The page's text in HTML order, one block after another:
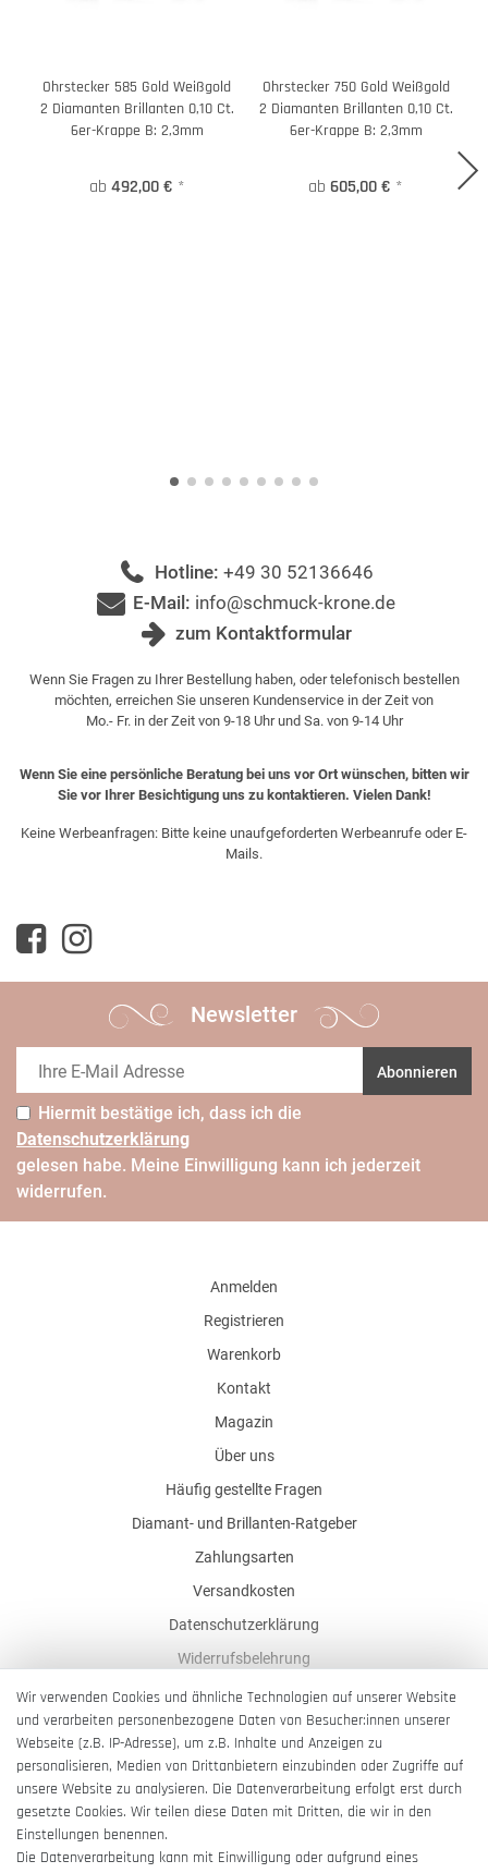
Ohrstecker 585 Gold Weißgold
2 Diamanten Brillanten 0,10 Ct.
6er-Krappe B: 2,3mm
ab 492,00 € *
Ohrstecker 750 Gold Weißgold
2 Diamanten Brillanten 0,10 Ct.
6er-Krappe B: 2,3mm
ab 605,00 € *
Hotline: +49 30 52136646
E-Mail: info@schmuck-krone.de
zum Kontaktformular
Wenn Sie Fragen zu Ihrer Bestellung haben, oder telefonisch bestellen
möchten, erreichen Sie unseren Kundenservice in der Zeit von
Mo.- Fr. in der Zeit von 9-18 Uhr und Sa. von 9-14 Uhr
Wenn Sie eine persönliche Beratung bei uns vor Ort wünschen, bitten wir
Sie vor Ihrer Besichtigung uns zu kontaktieren. Vielen Dank!
Keine Werbeanfragen: Bitte keine unaufgeforderten Werbeanrufe oder E-
Mails.
Newsletter
Abonnieren
Hiermit bestätige ich, dass ich die
Daten­schutz­erklärung
gelesen habe. Meine Einwilligung kann ich jederzeit
widerrufen.
Anmelden
Registrieren
Warenkorb
Kontakt
Magazin
Über uns
Häufig gestellte Fragen
Diamant- und Brillanten-Ratgeber
Zahlungsarten
Versandkosten
Datenschutzerklärung
Widerrufsbelehrung
AGB
Impressum
Barrierefreiheitserklärung
Wir verwenden Cookies und ähnliche Technologien auf unserer Website
und verarbeiten personenbezogene Daten von Besucher:innen unserer
Webseite (z.B. IP-Adresse), um z.B. Inhalte und Anzeigen zu
personalisieren, Medien von Drittanbietern einzubinden oder Zugriffe auf
unsere Website zu analysieren. Die Datenverarbeitung erfolgt erst durch
gesetzte Cookies. Wir teilen diese Daten mit Dritten, die wir in den
Einstellungen benennen.
Die Datenverarbeitung kann mit Einwilligung oder aufgrund eines